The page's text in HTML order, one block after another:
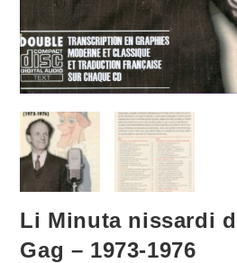
Li Minuta nissardi
Gag – 1973-1976